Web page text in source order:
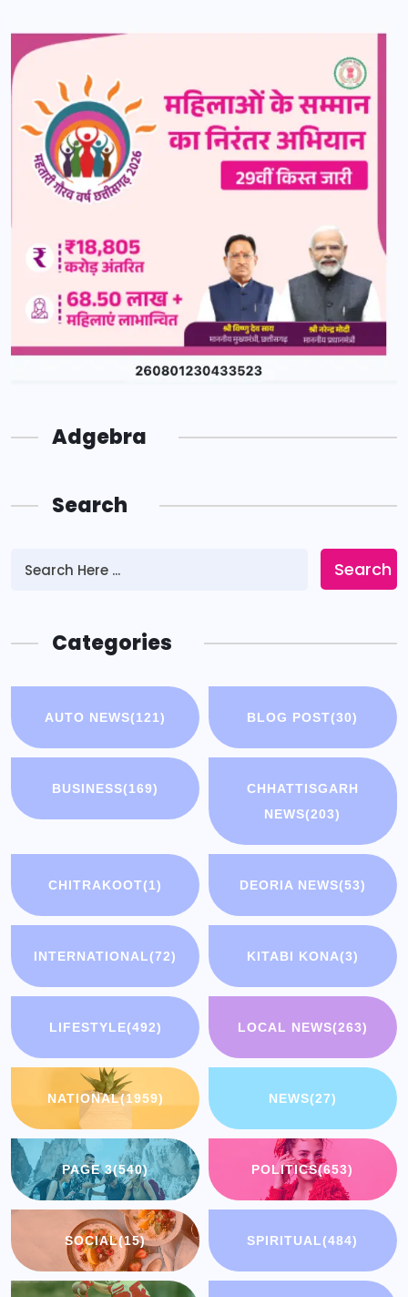
Adgebra
Search
Search
Categories
AUTO NEWS(121) BLOG POST(30)
BUSINESS(169)
CHHATTISGARH
NEWS(203)
CHITRAKOOT(1) DEORIA NEWS(53)
INTERNATIONAL(72) KITABI KONA(3)
LIFESTYLE(492) LOCAL NEWS(263)
NATIONAL(1959) NEWS(27)
PAGE 3(540) POLITICS(653)
SOCIAL(15) SPIRITUAL(484)